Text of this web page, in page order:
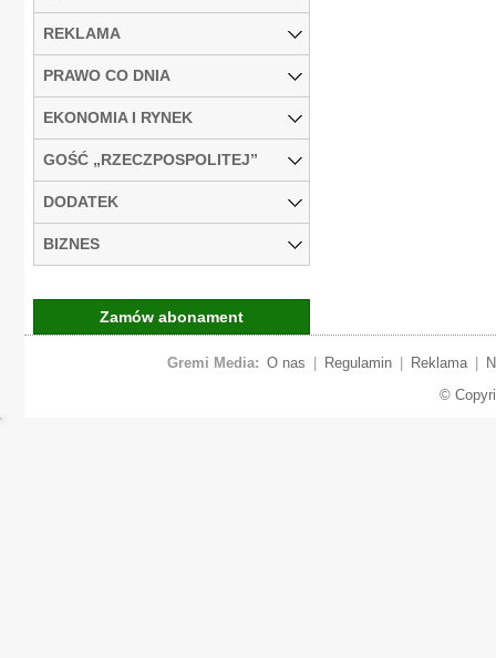
REKLAMA
PRAWO CO DNIA
EKONOMIA I RYNEK
GOŚĆ „RZECZPOSPOLITEJ”
DODATEK
BIZNES
Zamów abonament
Gremi Media: O nas Regulamin Reklama
©